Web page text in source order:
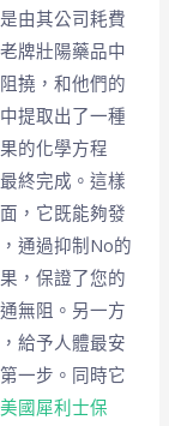
是由其公司耗費
牌壯陽藥品中
撓，和他們的
提取出了一種
的化學方程
終完成。這樣
，它既能夠發
通過抑制No的
，保證了您的
無阻。另一方
給予人體最安
一步。同時它
美國犀利士保